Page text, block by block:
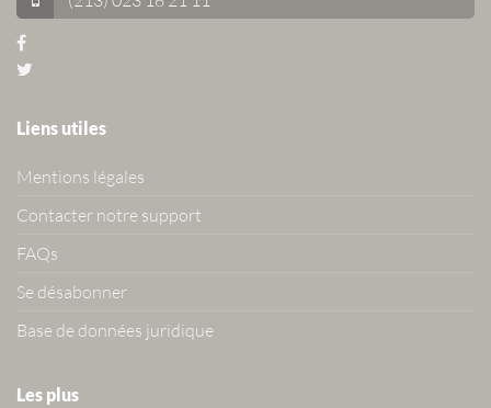
Liens utiles
Mentions légales
Contacter notre support
FAQs
Se désabonner
Base de données juridique
Les plus